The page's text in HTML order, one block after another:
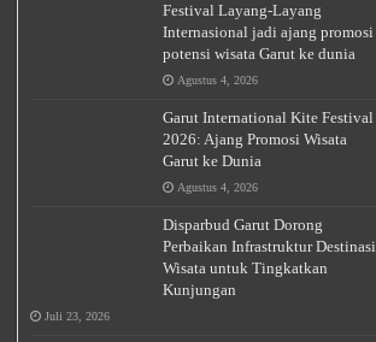
Festival Layang-Layang
Internasional jadi ajang promosi
potensi wisata Garut ke dunia
Agustus 4, 2026
Garut International Kite Festival
2026: Ajang Promosi Wisata
Garut ke Dunia
Agustus 4, 2026
Disparbud Garut Dorong
Perbaikan Infrastruktur Destinasi
Wisata untuk Tingkatkan
Kunjungan
Juli 23, 2026